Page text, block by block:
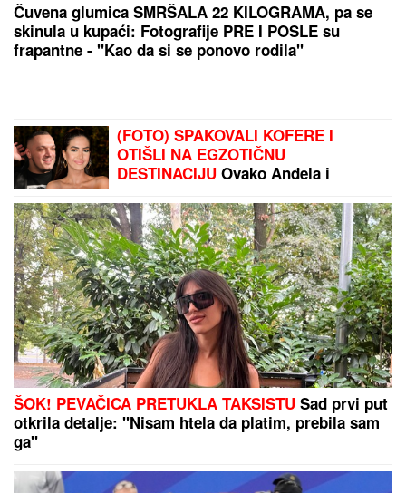
(FOTO) "AKO JE DETE PAMETNO,
ZNA SE NA KOGA JE - NA TETKU"
malom Ilijanu, Anastasija odmah
reagovala